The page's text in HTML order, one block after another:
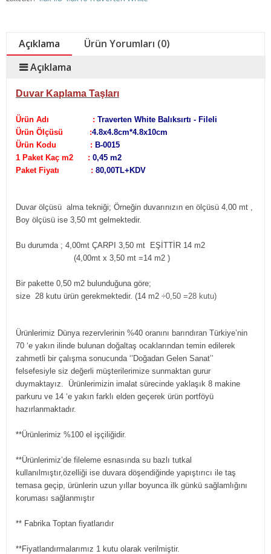
Açıklama
Ürün Yorumları (0)
Açıklama
Duvar Kaplama Taşları
Ürün Adı : Traverten White Balıksırtı - Fileli
Ürün Ölçüsü :4.8x4.8cm*4.8x10cm
Ürün Kodu : B-0015
1 Paket Kaç m2 : 0,45 m2
Paket Fiyatı : 80,00TL+KDV
Duvar ölçüsü alma tekniği; Örneğin duvarınızın en ölçüsü 4,00 mt ,
Boy ölçüsü ise 3,50 mt gelmektedir.
Bu durumda ; 4,00mt ÇARPI 3,50 mt EŞİTTİR 14 m2
(4,00mt x 3,50 mt =14 m2 )
Bir pakette 0,50 m2 bulunduğuna göre;
size 28 kutu ürün gerekmektedir. (14 m2 ÷0,50 =28 kutu)
Ürünlerimiz Dünya rezervlerinin %40 oranını barındıran Türkiye’nin
70 ‘e yakın ilinde bulunan doğaltaş ocaklarından temin edilerek
zahmetli bir çalışma sonucunda ‘’Doğadan Gelen Sanat’’
felsefesiyle siz değerli müşterilerimize sunmaktan gurur
duymaktayız. Ürünlerimizin imalat sürecinde yaklaşık 8 makine
parkuru ve 14 ‘e yakın farklı elden geçerek ürün portföyü
hazırlanmaktadır.
**Ürünlerimiz %100 el işçiliğidir.
**Ürünlerimiz’de fileleme esnasında su bazlı tutkal
kullanılmıştır,özelliği ise duvara döşendiğinde yapıştırıcı ile taş
temasa geçip, ürünlerin uzun yıllar boyunca ilk günkü sağlamlığını
koruması sağlanmıştır
** Fabrika Toptan fiyatlarıdır
**Fiyatlandırmalarımız 1 kutu olarak verilmiştir.